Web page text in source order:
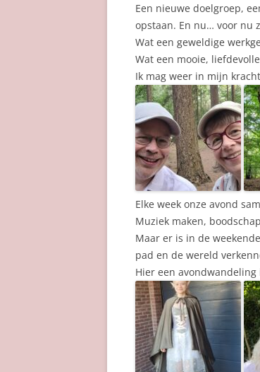
Een nieuwe doelgroep,
opstaan. En nu… voor nu
Wat een geweldige
Wat een mooie,
Ik mag weer in mijn
Elke week onze avond
Muziek maken,
Maar er is in de
pad en de wereld
Hier een